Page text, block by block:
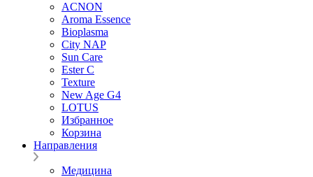
ACNON
Aroma Essence
Bioplasma
City NAP
Sun Care
Ester C
Texture
New Age G4
LOTUS
Избранное
Корзина
Направления
Медицина